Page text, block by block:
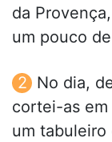
da
um pouco
No dia,
cortei-as
um